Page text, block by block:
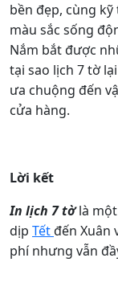
bền đẹp, cùng
màu sắc sống
Nắm bắt được
tại sao lịch 7 tờ
ưa chuộng đến
cửa hàng.
Lời kết
In lịch 7 tờlà một
dịp Tếtđến Xuân
phí nhưng vẫn